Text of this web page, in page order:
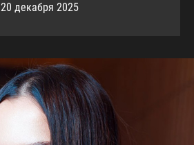
20 декабря 2025